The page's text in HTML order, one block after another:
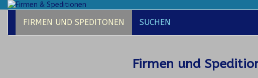
FIRMEN UND SPEDITONEN SUCHEN
Firmen und